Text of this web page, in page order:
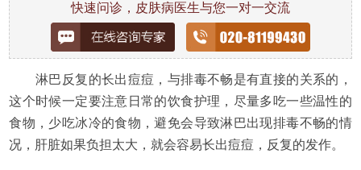
快速问诊，皮肤病医生与您一对一交流
淋巴反复的长出痘痘，与排毒不畅是有直接的关系的，
这个时候一定要注意日常的饮食护理，尽量多吃一些温性的
食物，少吃冰冷的食物，避免会导致淋巴出现排毒不畅的情
况，肝脏如果负担太大，就会容易长出痘痘，反复的发作。